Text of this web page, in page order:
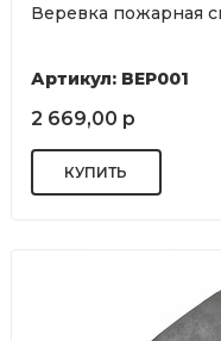
Веревка пожарная
Артикул: ВЕР001
2 669,00 р